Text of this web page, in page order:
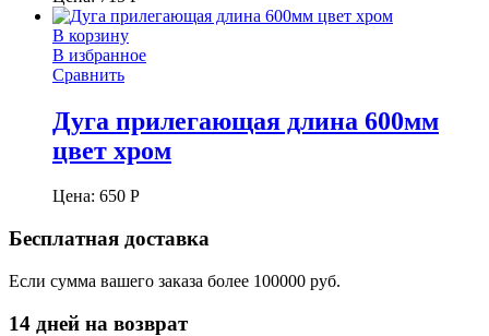
В корзину
В избранное
Сравнить
Дуга прилегающая длина 600мм
цвет хром
Цена: 650 Р
Бесплатная доставка
Если сумма вашего заказа более 100000 руб.
14 дней на возврат